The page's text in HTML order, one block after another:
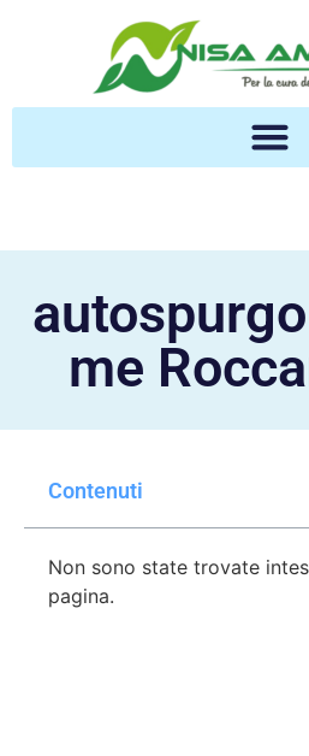
me
Contenuti
Non sono state trovate
pagina.